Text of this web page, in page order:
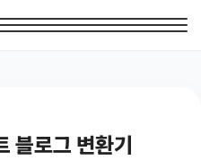
블로그 변환기